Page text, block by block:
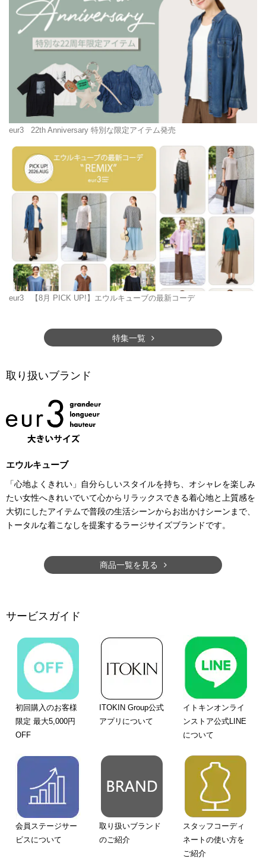
eur3 22th Anniversary 特別な限定アイテム発売
eur3 【8月 PICK UP!】エウルキューブの最新コーデ
特集一覧
取り扱いブランド
エウルキューブ
「心地よくきれい」自分らしいスタイルを持ち、オシャレを楽しみ
たい女性へきれいでいて心からリラックスできる着心地と上質感を
大切にしたアイテムで普段の生活シーンからお出かけシーンまで、
トータルな着こなしを提案するラージサイズブランドです。
商品一覧を見る
サービスガイド
初回購入のお客様
限定 最大5,000円
OFF
ITOKIN Group公式
アプリについて
イトキンオンライ
ンストア公式LINE
について
会員ステージサー
ビスについて
取り扱いブランド
のご紹介
スタッフコーディ
ネートの使い方を
ご紹介